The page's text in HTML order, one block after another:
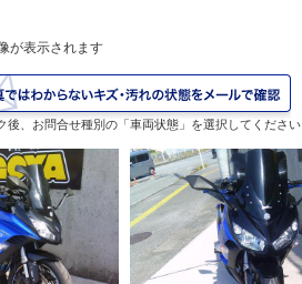
が表示されます
後、お問合せ種別の「車両状態」を選択してください